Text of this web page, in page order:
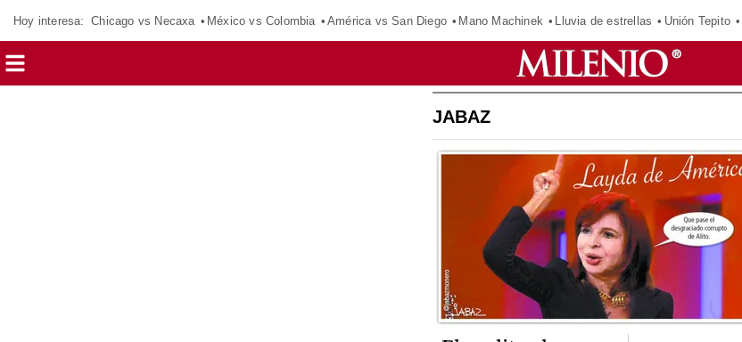
Hoy interesa: Chicago vs Necaxa México vs Colombia América vs San Diego Mano Machinek Lluvia de estrellas Unión Tepito
JABAZ